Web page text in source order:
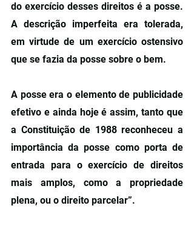
do exercício desses direitos é a posse.
A descrição imperfeita era tolerada,
em virtude de um exercício ostensivo
que se fazia da posse sobre o bem.
A posse era o elemento de publicidade
efetivo e ainda hoje é assim, tanto que
a Constituição de 1988 reconheceu a
importância da posse como porta de
entrada para o exercício de direitos
mais amplos, como a propriedade
plena, ou o direito parcelar”.